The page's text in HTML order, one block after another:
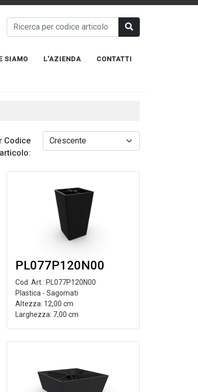
SIAMO L'AZIENDA CONTATTI
Codice
articolo:
PL077P120N00
Cod. Art.: PL077P120N00
Plastica - Sagomati
Altezza: 12,00 cm
Larghezza: 7,00 cm